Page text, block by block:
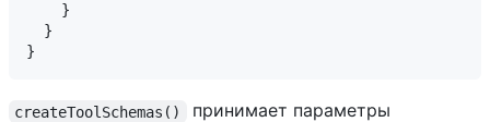
    }
  }
createToolSchemas()
принимает параметры